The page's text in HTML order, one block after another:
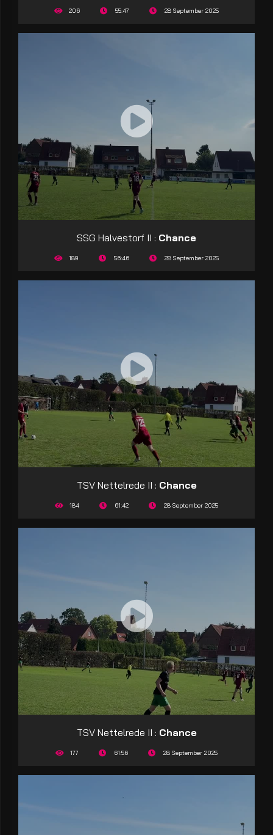
206 55:47 28 September 2025
SSG Halvestorf II : Chance
189 56:46 28 September 2025
TSV Nettelrede II : Chance
184 61:42 28 September 2025
TSV Nettelrede II : Chance
177 61:56 28 September 2025